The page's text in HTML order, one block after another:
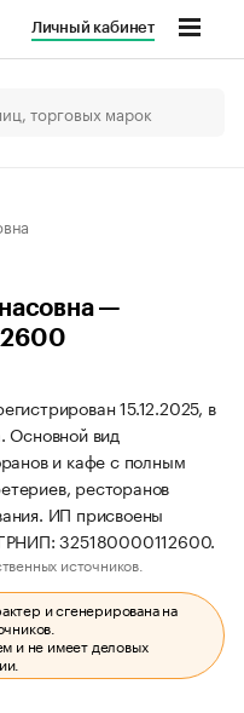
Личный кабинет
—
15.12.2025, в
Основной вид
и кафе с полным
ресторанов
ИП присвоены
325180000112600.
источников.
и сгенерирована на
и не имеет деловых